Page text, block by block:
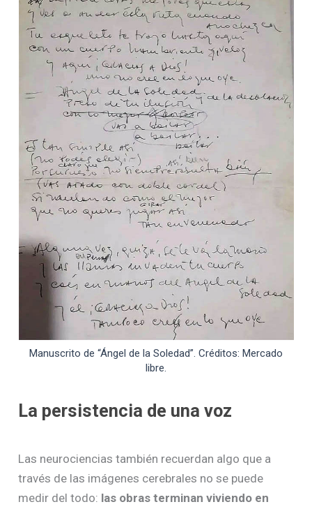
Manuscrito de “Ángel de la Soledad”. Créditos: Mercado
libre.
La persistencia de una voz
Las neurociencias también recuerdan algo que a
través de las imágenes cerebrales no se puede
medir del todo: las obras terminan viviendo en